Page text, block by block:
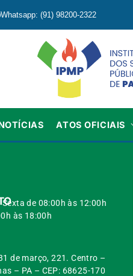
Whatsapp: (91) 98200-2322
ATOS OFICIAIS
Sexta de 08:00h às 12:00h
às 18:00h
de março, 221. Centro –
– PA – CEP: 68625-170